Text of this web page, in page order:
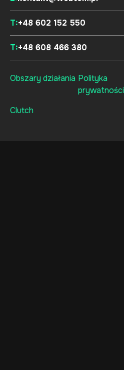
T:+48 602 152 550
T:+48 608 466 380
Obszary działania Polityka
prywatności
Clutch